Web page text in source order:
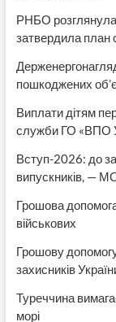
РНБО розглянула
затвердила план
пошкоджених
Виплати дітям
служби ГО «ВПО
Вступ-2026: до
випускників, —
Грошова
військових
Грошову
захисників
Туреччина
морі